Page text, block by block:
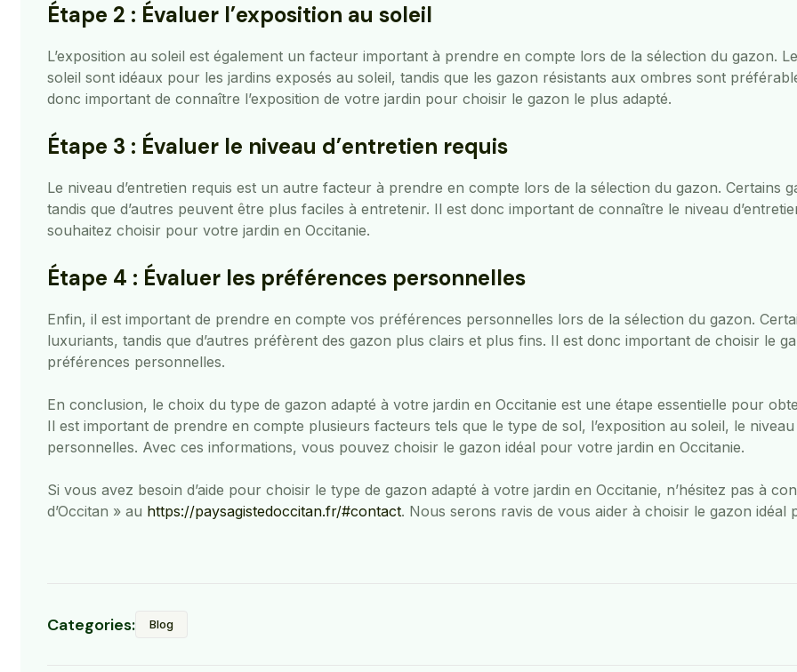
Étape 2 : Évaluer l’exposition au soleil
L’exposition au soleil est également un facteur important à prendre en compte lors de la sélection du gazon.
soleil sont idéaux pour les jardins exposés au soleil, tandis que les gazon résistants aux ombres sont
donc important de connaître l’exposition de votre jardin pour choisir le gazon le plus adapté.
Étape 3 : Évaluer le niveau d’entretien requis
Le niveau d’entretien requis est un autre facteur à prendre en compte lors de la sélection du gazon. Certains
tandis que d’autres peuvent être plus faciles à entretenir. Il est donc important de connaître le niveau
souhaitez choisir pour votre jardin en Occitanie.
Étape 4 : Évaluer les préférences personnelles
Enfin, il est important de prendre en compte vos préférences personnelles lors de la sélection du gazon.
luxuriants, tandis que d’autres préfèrent des gazon plus clairs et plus fins. Il est donc important de choisir le
préférences personnelles.
En conclusion, le choix du type de gazon adapté à votre jardin en Occitanie est une étape essentielle pour
Il est important de prendre en compte plusieurs facteurs tels que le type de sol, l’exposition au soleil, le
personnelles. Avec ces informations, vous pouvez choisir le gazon idéal pour votre jardin en Occitanie.
Si vous avez besoin d’aide pour choisir le type de gazon adapté à votre jardin en Occitanie, n’hésitez pas à
d’Occitan » au https://paysagistedoccitan.fr/#contact. Nous serons ravis de vous aider à choisir le gazon idéal
Categories: Blog